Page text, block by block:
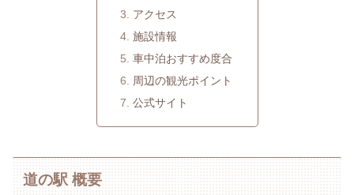
アクセス
施設情報
車中泊おすすめ度合
周辺の観光ポイント
公式サイト
道の駅 概要